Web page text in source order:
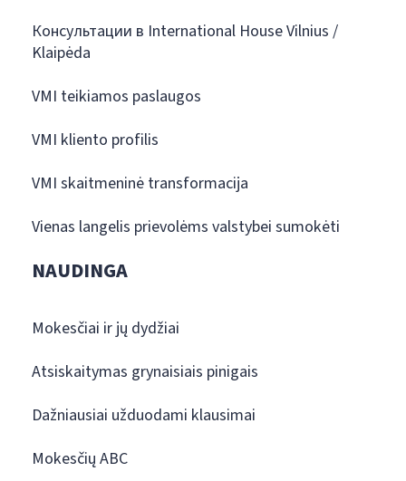
Консультации в International House Vilnius /
Klaipėda
VMI teikiamos paslaugos
VMI kliento profilis
VMI skaitmeninė transformacija
Vienas langelis prievolėms valstybei sumokėti
NAUDINGA
Mokesčiai ir jų dydžiai
Atsiskaitymas grynaisiais pinigais
Dažniausiai užduodami klausimai
Mokesčių ABC